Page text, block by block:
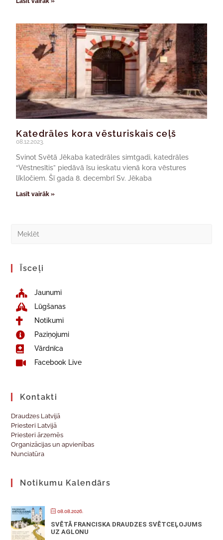
Katedrāles kora vēsturiskais ceļš
08.12.2023.
Svinot Svētā Jēkaba katedrāles simtgadi, katedrāles
“Vēstnesītis” piedāvā īsu ieskatu vienā kora vēstures
līkločiem. Šī gada 8. decembrī Sv. Jēkaba
Lasīt vairāk »
Īsceļi
Jaunumi
Lūgšanas
Notikumi
Paziņojumi
Vārdnīca
Facebook Live
Kontakti
Draudzes Latvijā
Priesteri Latvijā
Priesteri ārzemēs
Organizācijas un apvienības
Nunciatūra
Notikumu Kalendārs
08.08.2026.
SVĒTĀ FRANCISKA DRAUDZES SVĒTCEĻOJUMS
UZ AGLONU